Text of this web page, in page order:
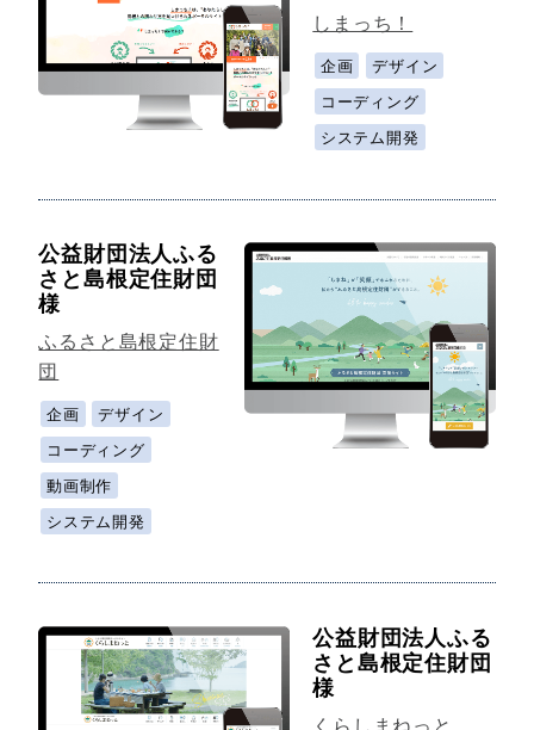
しまっち！
企画
デザイン
コーディング
システム開発
公益財団法人ふる
さと島根定住財団
様
ふるさと島根定住財
団
企画
デザイン
コーディング
動画制作
システム開発
公益財団法人ふる
さと島根定住財団
様
くらしまねっと